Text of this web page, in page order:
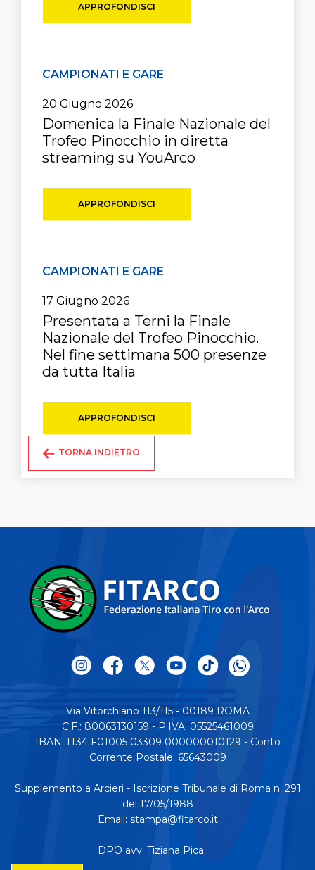
TORNA INDIETRO
APPROFONDISCI
CAMPIONATI E GARE
20 Giugno 2026
Domenica la Finale Nazionale del
Trofeo Pinocchio in diretta
streaming su YouArco
APPROFONDISCI
CAMPIONATI E GARE
17 Giugno 2026
Presentata a Terni la Finale
Nazionale del Trofeo Pinocchio.
Nel fine settimana 500 presenze
da tutta Italia
APPROFONDISCI
Via Vitorchiano 113/115 - 00189 ROMA
C.F.: 80063130159 - P.IVA: 05525461009
IBAN: IT34 F01005 03309 000000010129 - Conto
Corrente Postale: 65643009
Supplemento a Arcieri - Iscrizione Tribunale di Roma n: 291
del 17/05/1988
Email: stampa@fitarco.it
DPO avv. Tiziana Pica